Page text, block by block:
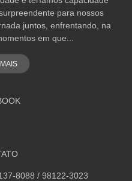
para nossos
juntos, enfrentando, na
em que...
8088 / 98122-3023